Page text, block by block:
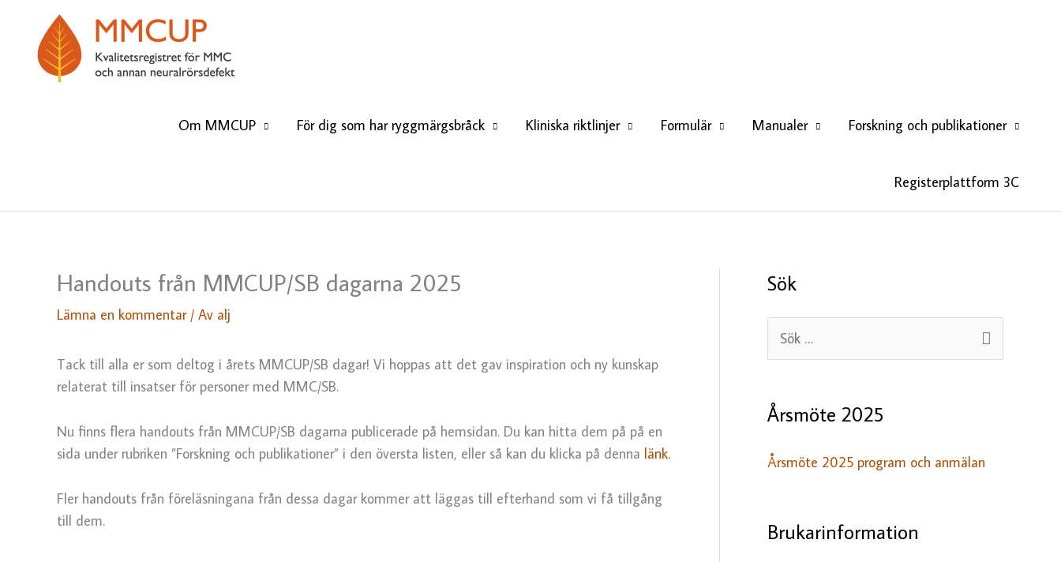
innehåll
Om MMCUP För dig som har ryggmärgsbråck Kliniska riktlinjer Formulär Manualer Forskning och publikationer
Registerplattform 3C
Handouts från MMCUP/SB dagarna 2025
Lämna en kommentar / Av alj
Tack till alla er som deltog i årets MMCUP/SB dagar! Vi hoppas att det gav inspiration och ny kunskap
relaterat till insatser för personer med MMC/SB.
Nu finns flera handouts från MMCUP/SB dagarna publicerade på hemsidan. Du kan hitta dem på på en
sida under rubriken ”Forskning och publikationer” i den översta listen, eller så kan du klicka på denna länk.
Fler handouts från föreläsningana från dessa dagar kommer att läggas till efterhand som vi få tillgång
till dem.
Sök
ö
e
t
r
Årsmöte 2025
Årsmöte 2025 program och anmälan
Brukarinformation